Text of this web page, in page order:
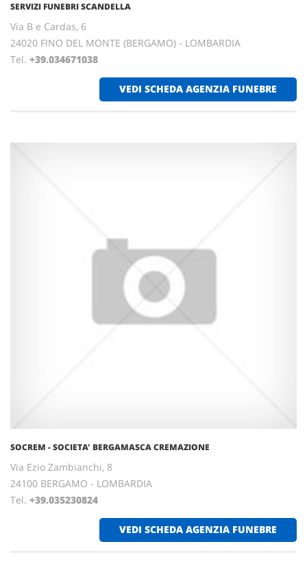
SERVIZI FUNEBRI SCANDELLA
Via B e Cardas, 6
24020 FINO DEL MONTE (BERGAMO) - LOMBARDIA
Tel. +39.034671038
VEDI SCHEDA AGENZIA FUNEBRE
SOCREM - SOCIETA' BERGAMASCA CREMAZIONE
Via Ezio Zambianchi, 8
24100 BERGAMO - LOMBARDIA
Tel. +39.035230824
VEDI SCHEDA AGENZIA FUNEBRE